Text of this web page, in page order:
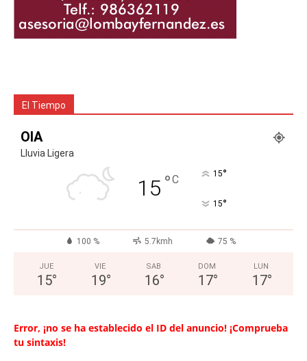
El Tiempo
OIA
Lluvia Ligera
15 °C 15°
15°
100 % 5.7kmh 75 %
JUE
15°
VIE
19°
SAB
16°
DOM
17°
LUN
17°
Error, ¡no se ha establecido el ID del anuncio! ¡Comprueba
tu sintaxis!